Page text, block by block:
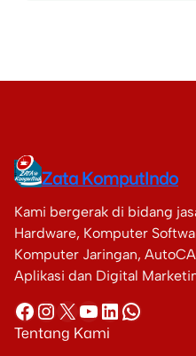
Zata KomputIndo
Kami bergerak di bidang
Hardware, Komputer
Komputer Jaringan,
Aplikasi dan Digital
Facebook Instagram X YouTube LinkedIn WhatsApp
Tentang Kami